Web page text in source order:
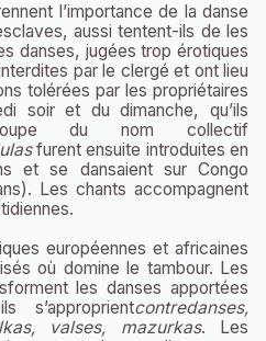
l’importance de la danse
aussi tentent-ils de les
danses, jugées trop érotiques
par le clergé et ont lieu
tolérées par les propriétaires
soir et du dimanche, qu’ils
du nom collectif
furent ensuite introduites en
et se dansaient sur Congo
Les chants accompagnent
européennes et africaines
où domine le tambour. Les
les danses apportées
s’approprientcontredanses,
valses, mazurkas. Les